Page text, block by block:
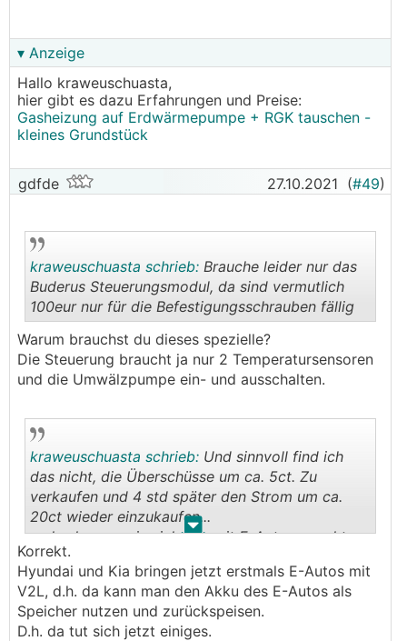
▾ Anzeige
Hallo kraweuschuasta,
hier gibt es dazu Erfahrungen und Preise:
Gasheizung auf Erdwärmepumpe + RGK tauschen -
kleines Grundstück
gdfde 27.10.2021 (#49)
..
kraweuschuasta schrieb: Brauche leider nur das
Buderus Steuerungsmodul, da sind vermutlich
100eur nur für die Befestigungsschrauben fällig
Warum brauchst du dieses spezielle?
Die Steuerung braucht ja nur 2 Temperatursensoren
und die Umwälzpumpe ein- und ausschalten.
. .
kraweuschuasta schrieb: Und sinnvoll find ich
das nicht, die Überschüsse um ca. 5ct. Zu
verkaufen und 4 std später den Strom um ca.
20ct wieder einzukaufen...
mal schauen, wie sich das mit E-Auto ausgeht...
Korrekt.
Hyundai und Kia bringen jetzt erstmals E-Autos mit
V2L, d.h. da kann man den Akku des E-Autos als
Speicher nutzen und zurückspeisen.
D.h. da tut sich jetzt einiges.